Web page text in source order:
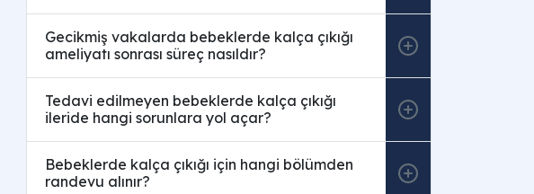
Gecikmiş vakalarda bebeklerde kalça çıkığı
ameliyatı sonrası süreç nasıldır?
Tedavi edilmeyen bebeklerde kalça çıkığı
ileride hangi sorunlara yol açar?
Bebeklerde kalça çıkığı için hangi bölümden
randevu alınır?